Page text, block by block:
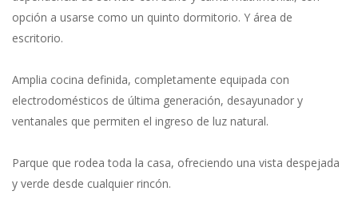
opción a usarse como un quinto dormitorio. Y área de
escritorio.
Amplia cocina definida, completamente equipada con
electrodomésticos de última generación, desayunador y
ventanales que permiten el ingreso de luz natural.
Parque que rodea toda la casa, ofreciendo una vista despejada
y verde desde cualquier rincón.